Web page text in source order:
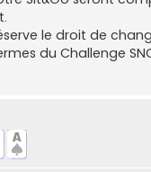
le droit de
du Challenge